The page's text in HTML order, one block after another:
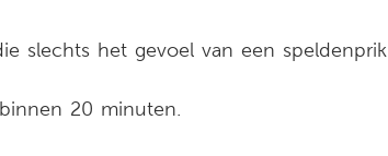
slechts het gevoel van een speldenprik
20 minuten.